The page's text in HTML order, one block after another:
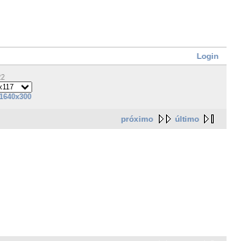
Login
1640x300
próximo último